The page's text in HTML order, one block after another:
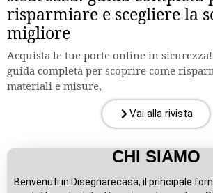
risparmiare e scegliere la
migliore
Acquista le tue porte online in
guida completa per scoprire come
materiali e misure,
Vai alla rivista
CHI SIAMO
Benvenuti in Disegnarecasa, il principale